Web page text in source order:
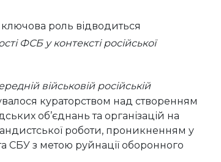
ключова роль відводиться
ФСБ у контексті російської
військовій російській
кураторством над створенням
об’єднань та організацій на
роботи, проникненням у
СБУ з метою руйнації оборонного